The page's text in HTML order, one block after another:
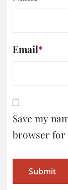
Email*
Save my
browser for